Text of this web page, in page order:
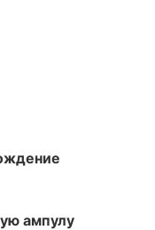
ампулу